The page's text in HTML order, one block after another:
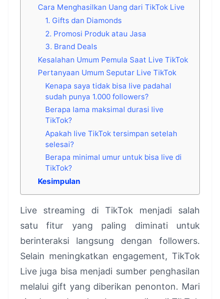
Cara Menghasilkan Uang dari TikTok Live
1. Gifts dan Diamonds
2. Promosi Produk atau Jasa
3. Brand Deals
Kesalahan Umum Pemula Saat Live TikTok
Pertanyaan Umum Seputar Live TikTok
Kenapa saya tidak bisa live padahal
sudah punya 1.000 followers?
Berapa lama maksimal durasi live
TikTok?
Apakah live TikTok tersimpan setelah
selesai?
Berapa minimal umur untuk bisa live di
TikTok?
Kesimpulan
Live streaming di TikTok menjadi salah
satu fitur yang paling diminati untuk
berinteraksi langsung dengan followers.
Selain meningkatkan engagement, TikTok
Live juga bisa menjadi sumber penghasilan
melalui gift yang diberikan penonton. Mari